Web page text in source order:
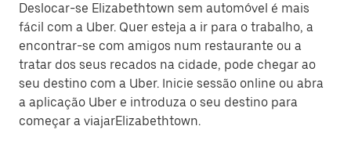
Deslocar-se Elizabethtown sem automóvel é mais
fácil com a Uber. Quer esteja a ir para o trabalho, a
encontrar-se com amigos num restaurante ou a
tratar dos seus recados na cidade, pode chegar ao
seu destino com a Uber. Inicie sessão online ou abra
a aplicação Uber e introduza o seu destino para
começar a viajarElizabethtown.